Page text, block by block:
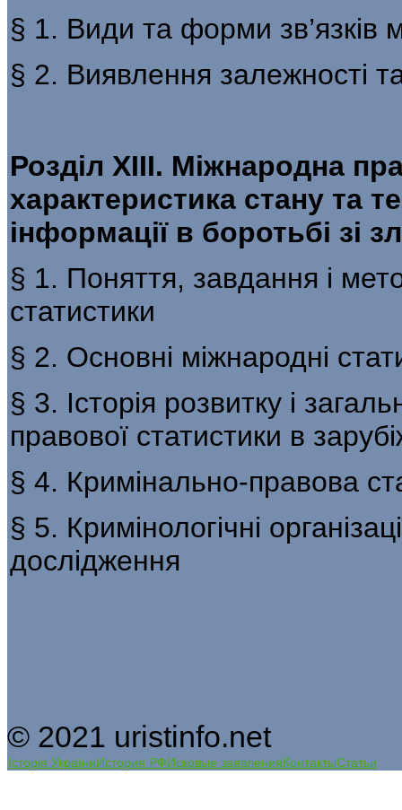
§ 1. Види та форми зв’язків
§ 2. Виявлення залежності
Розділ ХІІІ. Міжнародна
характеристика стану та
інформації в боротьбі зі
§ 1. Поняття, завдання і
статистики
§ 2. Основні міжнародні
§ 3. Історія розвитку і
правової статистики в
§ 4. Кримінально-правова
§ 5. Кримінологічні
дослідження
© 2021 uristinfo.net
Історія УкраїниИстория РФИсковые заявленияКонтактыСтатьи